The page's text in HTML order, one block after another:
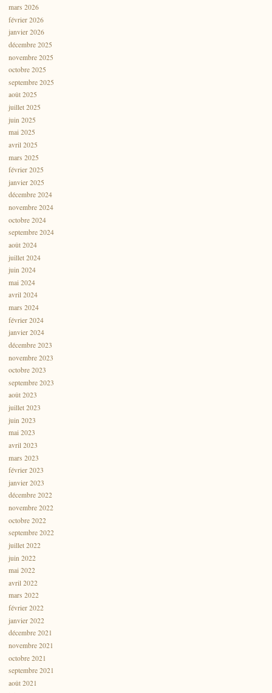
mars 2026
février 2026
janvier 2026
décembre 2025
novembre 2025
octobre 2025
septembre 2025
août 2025
juillet 2025
juin 2025
mai 2025
avril 2025
mars 2025
février 2025
janvier 2025
décembre 2024
novembre 2024
octobre 2024
septembre 2024
août 2024
juillet 2024
juin 2024
mai 2024
avril 2024
mars 2024
février 2024
janvier 2024
décembre 2023
novembre 2023
octobre 2023
septembre 2023
août 2023
juillet 2023
juin 2023
mai 2023
avril 2023
mars 2023
février 2023
janvier 2023
décembre 2022
novembre 2022
octobre 2022
septembre 2022
juillet 2022
juin 2022
mai 2022
avril 2022
mars 2022
février 2022
janvier 2022
décembre 2021
novembre 2021
octobre 2021
septembre 2021
août 2021